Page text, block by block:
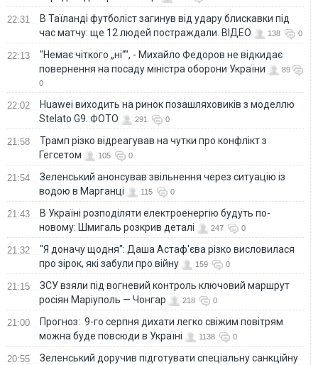
22:31
В Таїланді футболіст загинув від удару блискавки під
час матчу: ще 12 людей постраждали. ВІДЕО
138 0
22:13
"Немає чіткого „ні“", - Михайло Федоров не відкидає
повернення на посаду міністра оборони України
89
0
22:02
Huawei виходить на ринок позашляховиків з моделлю
Stelato G9. ФОТО
291 0
21:58
Трамп різко відреагував на чутки про конфлікт з
Гегсетом
105 0
21:54
Зеленський анонсував звільнення через ситуацію із
водою в Марганці
115 0
21:43
В Україні розподіляти електроенергію будуть по-
новому: Шмигаль розкрив деталі
247 0
21:32
"Я доначу щодня": Даша Астаф'єва різко висловилася
про зірок, які забули про війну
159 0
21:15
ЗСУ взяли під вогневий контроль ключовий маршрут
росіян Маріуполь — Чонгар
218 0
21:00
Прогноз: 9-го серпня дихати легко свіжим повітрям
можна буде повсюди в Україні
1138 0
20:55
Зеленський доручив підготувати спеціальну санкційну